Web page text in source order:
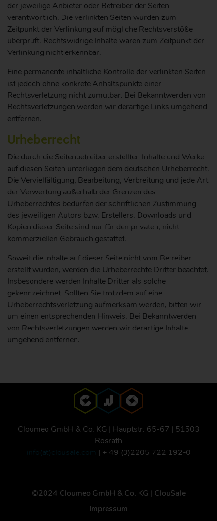
der jeweilige Anbieter oder Betreiber der Seiten
verantwortlich. Die verlinkten Seiten wurden zum
Zeitpunkt der Verlinkung auf mögliche Rechtsverstöße
überprüft. Rechtswidrige Inhalte waren zum Zeitpunkt der
Verlinkung nicht erkennbar.
Eine permanente inhaltliche Kontrolle der verlinkten Seiten
ist jedoch ohne konkrete Anhaltspunkte einer
Rechtsverletzung nicht zumutbar. Bei Bekanntwerden von
Rechtsverletzungen werden wir derartige Links umgehend
entfernen.
Urheberrecht
Die durch die Seitenbetreiber erstellten Inhalte und Werke
auf diesen Seiten unterliegen dem deutschen Urheberrecht.
Die Vervielfältigung, Bearbeitung, Verbreitung und jede Art
der Verwertung außerhalb der Grenzen des
Urheberrechtes bedürfen der schriftlichen Zustimmung
des jeweiligen Autors bzw. Erstellers. Downloads und
Kopien dieser Seite sind nur für den privaten, nicht
kommerziellen Gebrauch gestattet.
Soweit die Inhalte auf dieser Seite nicht vom Betreiber
erstellt wurden, werden die Urheberrechte Dritter beachtet.
Insbesondere werden Inhalte Dritter als solche
gekennzeichnet. Sollten Sie trotzdem auf eine
Urheberrechtsverletzung aufmerksam werden, bitten wir
um einen entsprechenden Hinweis. Bei Bekanntwerden
von Rechtsverletzungen werden wir derartige Inhalte
umgehend entfernen.
Cloumeo GmbH & Co. KG | Hauptstr. 65-67 | 51503
Rösrath
info(at)clousale.com | + 49 (0)2205 722 192-0
©2024 Cloumeo GmbH & Co. KG | ClouSale
Impressum